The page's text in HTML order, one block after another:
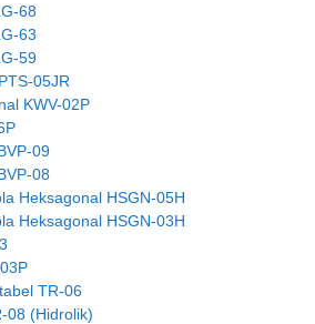
68
63
59
05JR
KWV-02P
09
08
Heksagonal HSGN-05H
Heksagonal HSGN-03H
TR-06
08 (Hidrolik)